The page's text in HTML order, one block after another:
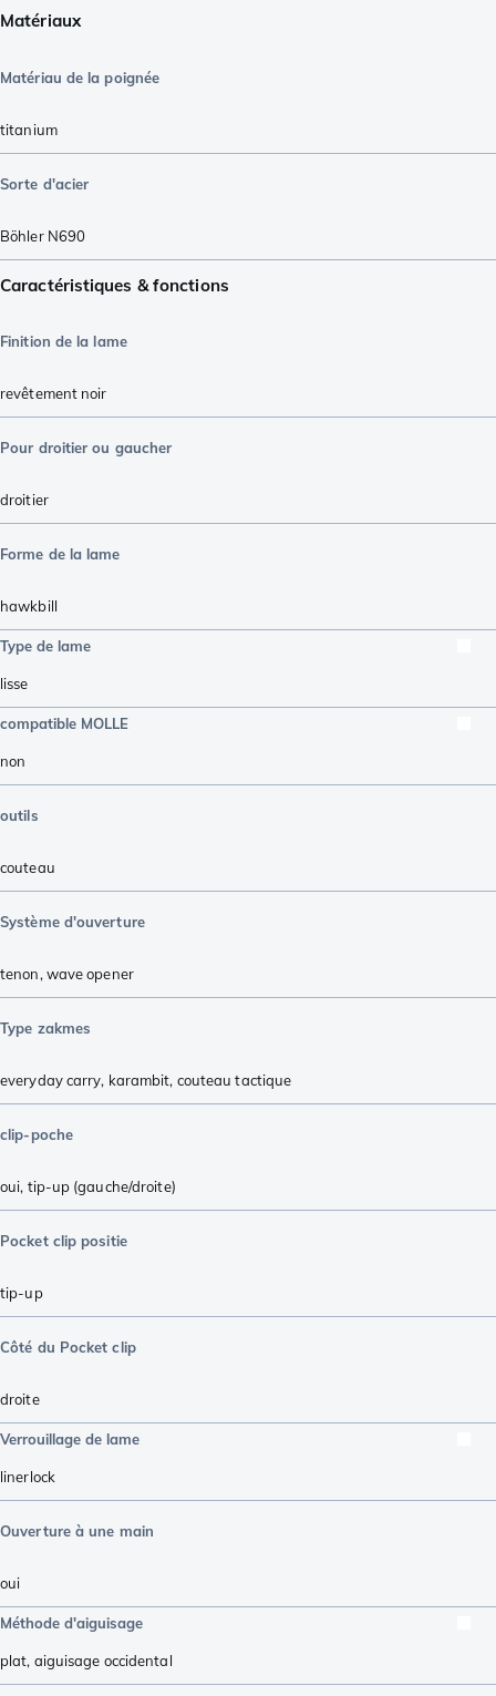
Matériaux
Matériau de la poignée
titanium
Sorte d'acier
Böhler N690
Caractéristiques & fonctions
Finition de la lame
revêtement noir
Pour droitier ou gaucher
droitier
Forme de la lame
hawkbill
Type de lame
lisse
compatible MOLLE
non
outils
couteau
Système d'ouverture
tenon, wave opener
Type zakmes
everyday carry, karambit, couteau tactique
clip-poche
oui, tip-up (gauche/droite)
Pocket clip positie
tip-up
Côté du Pocket clip
droite
Verrouillage de lame
linerlock
Ouverture à une main
oui
Méthode d'aiguisage
plat, aiguisage occidental